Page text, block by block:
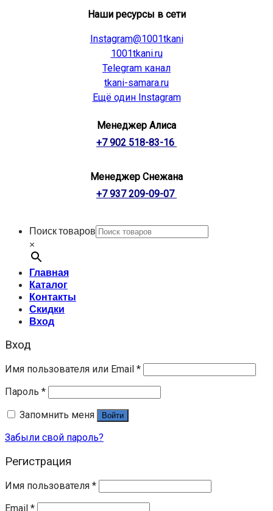
Наши ресурсы в сети
Instagram@1001tkani
1001tkani.ru
Telegram канал
tkani-samara.ru
Ещё один Instagram
Менеджер Алиса
+7 902 518-83-16
Менеджер Снежана
+7 937 209-09-07
Поиск товаров
×
Главная
Каталог
Контакты
Скидки
Вход
Вход
Имя пользователя или Email *
Пароль *
Запомнить меня
Войти
Забыли свой пароль?
Регистрация
Имя пользователя *
Email *